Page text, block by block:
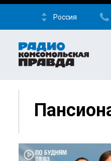
Россия